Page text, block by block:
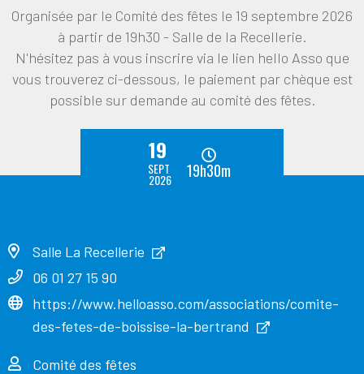
Organisée par le Comité des fêtes le 19 septembre 2026
à partir de 19h30 - Salle de la Recellerie.
N'hésitez pas à vous inscrire via le lien hello Asso que
vous trouverez ci-dessous, le paiement par chèque est
possible sur demande au comité des fêtes.
19
SEPT
2026 19h30m
Salle La Recellerie
06 01 27 15 90
https://www.helloasso.com/associations/comite-
des-fetes-de-boissise-la-bertrand
Comité des fêtes